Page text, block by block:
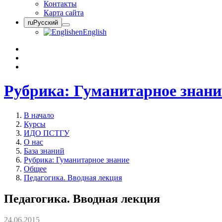
Контакты
Карта сайта
ruРусский
enEnglish
Рубрика: Гуманитарное
В начало
Курсы
ИДО ПСТГУ
О нас
База знаний
Рубрика: Гуманитарное знание
Общее
Педагогика. Вводная лекция
Педагогика. Вводная лекция
24.06.2015